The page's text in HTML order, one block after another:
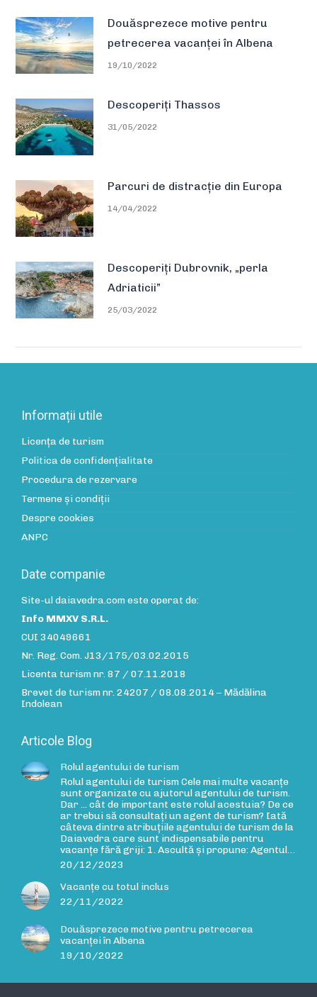
Douăsprezece motive pentru
petrecerea vacanței în Albena
19/10/2022
Descoperiți Thassos
31/05/2022
Parcuri de distracție din Europa
14/04/2022
Descoperiți Dubrovnik, „perla
Adriaticii”
25/03/2022
Informații utile
Licența de turism
Politica de confidenţialitate
Procedura de rezervare
Termene și condiții
Despre cookies
ANPC
Date companie
Site-ul daiavedra.com este operat de:
Info MMXV S.R.L.
CUI 34049661
Nr. Reg. Com. J13/175/03.02.2015
Licenta turism nr. 87 / 07.11.2018
Brevet de turism nr. 24207 / 08.08.2014 – Mădălina
Indolean
Articole Blog
Rolul agentului de turism
Rolul agentului de turism Cele mai multe vacanțe
sunt organizate cu ajutorul agentului de turism.
Dar ... cât de important este rolul acestuia? De ce
ar trebui să consultați un agent de turism? Iată
câteva dintre atribuțiile agentului de turism de la
Daiavedra care sunt indispensabile pentru
vacanțe fără griji: 1. Ascultă și propune: Agentul…
20/12/2023
Vacanțe cu totul inclus
22/11/2022
Douăsprezece motive pentru petrecerea
vacanței în Albena
19/10/2022